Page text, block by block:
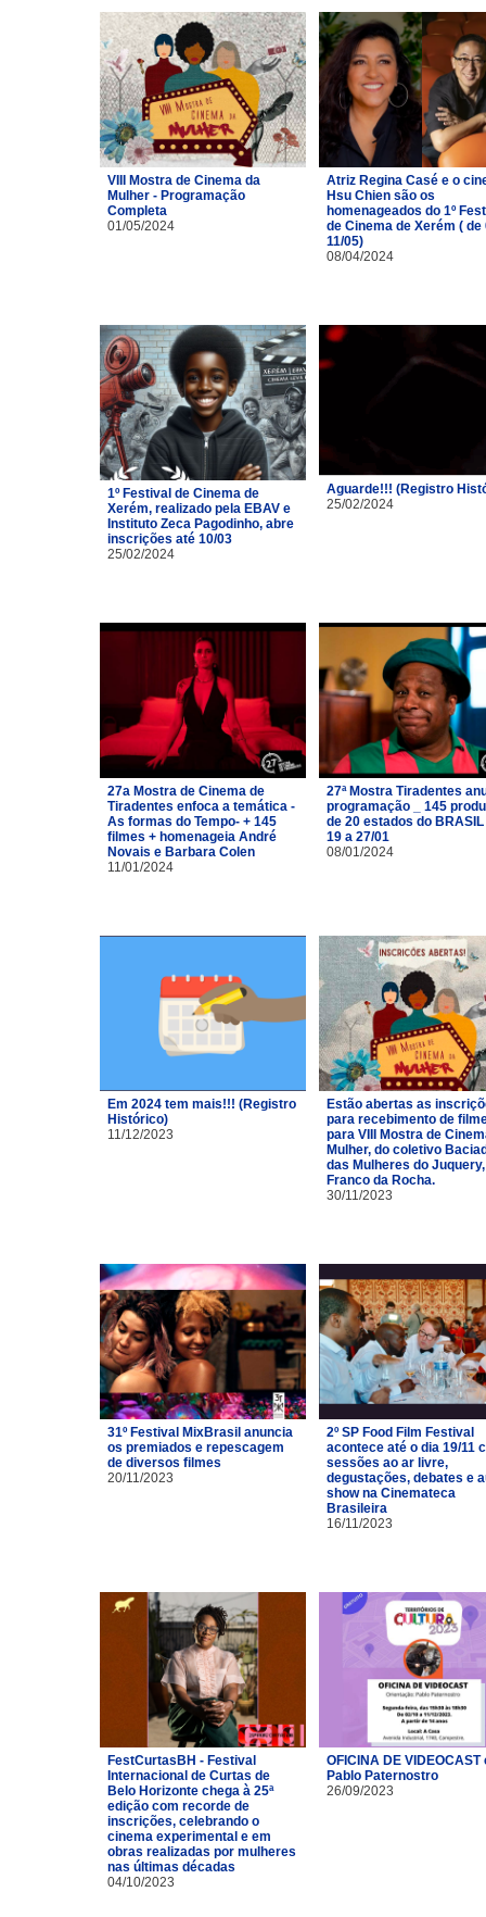
VIII Mostra de Cinema da
Mulher - Programação
Completa
01/05/2024
Atriz Regina Casé e o
Hsu Chien são os
homenageados do 1º
de Cinema de Xerém ( de
11/05)
08/04/2024
1º Festival de Cinema de
Xerém, realizado pela EBAV e
Instituto Zeca Pagodinho, abre
inscrições até 10/03
25/02/2024
Aguarde!!! (Registro
25/02/2024
27a Mostra de Cinema de
Tiradentes enfoca a temática -
As formas do Tempo- + 145
filmes + homenageia André
Novais e Barbara Colen
11/01/2024
27ª Mostra Tiradentes
programação _ 145
de 20 estados do BRASIL
19 a 27/01
08/01/2024
Em 2024 tem mais!!! (Registro
Histórico)
11/12/2023
Estão abertas as
para recebimento de
para VIII Mostra de
Mulher, do coletivo
das Mulheres do
Franco da Rocha.
30/11/2023
31º Festival MixBrasil anuncia
os premiados e repescagem
de diversos filmes
20/11/2023
2º SP Food Film Festival
acontece até o dia 19/11
sessões ao ar livre,
degustações, debates e
show na Cinemateca
Brasileira
16/11/2023
FestCurtasBH - Festival
Internacional de Curtas de
Belo Horizonte chega à 25ª
edição com recorde de
inscrições, celebrando o
cinema experimental e em
obras realizadas por mulheres
nas últimas décadas
04/10/2023
OFICINA DE VIDEOCAST
Pablo Paternostro
26/09/2023